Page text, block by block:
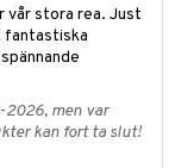
vår stora rea. Just
fantastiska
men var
kan fort ta slut!